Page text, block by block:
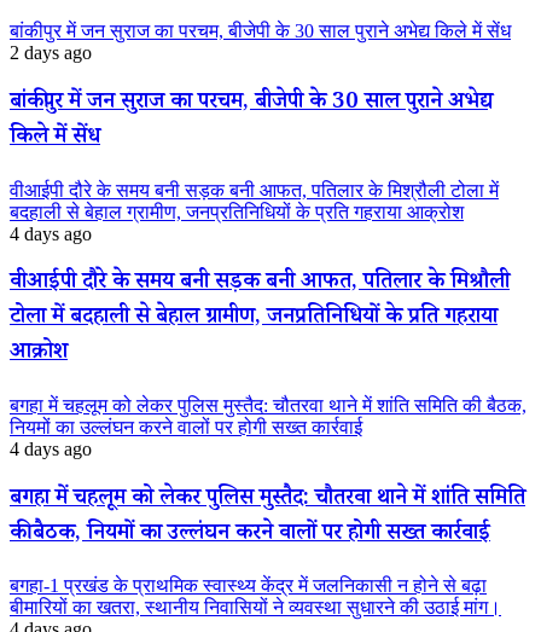
बांकीपुर में जन सुराज का परचम, बीजेपी के 30 साल पुराने अभेद्य किले में सेंध
2 days ago
बांकीपुर में जन सुराज का परचम, बीजेपी के 30 साल पुराने अभेद्य
किले में सेंध
वीआईपी दौरे के समय बनी सड़क बनी आफत, पतिलार के मिश्रौली टोला में
बदहाली से बेहाल ग्रामीण, जनप्रतिनिधियों के प्रति गहराया आक्रोश
4 days ago
वीआईपी दौरे के समय बनी सड़क बनी आफत, पतिलार के मिश्रौली
टोला में बदहाली से बेहाल ग्रामीण, जनप्रतिनिधियों के प्रति गहराया
आक्रोश
बगहा में चहलूम को लेकर पुलिस मुस्तैद: चौतरवा थाने में शांति समिति की बैठक,
नियमों का उल्लंघन करने वालों पर होगी सख्त कार्रवाई
4 days ago
बगहा में चहलूम को लेकर पुलिस मुस्तैद: चौतरवा थाने में शांति समिति
की बैठक, नियमों का उल्लंघन करने वालों पर होगी सख्त कार्रवाई
बगहा-1 प्रखंड के प्राथमिक स्वास्थ्य केंद्र में जलनिकासी न होने से बढ़ा
बीमारियों का खतरा, स्थानीय निवासियों ने व्यवस्था सुधारने की उठाई मांग।